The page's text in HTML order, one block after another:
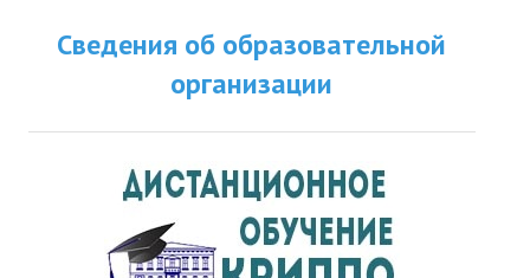
Сведения об образовательной
организации